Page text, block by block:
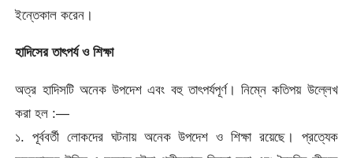
ইন্তেকাল করেন।
হাদিসের তাৎপর্য ও শিক্ষা
অত্র হাদিসটি অনেক উপদেশ এবং বহু তাৎপর্যপূর্ণ। নিম্নে কতিপয় উল্লেখ
করা হল :—
১. পূর্ববর্তী লোকদের ঘটনায় অনেক উপদেশ ও শিক্ষা রয়েছে। প্রত্যেক